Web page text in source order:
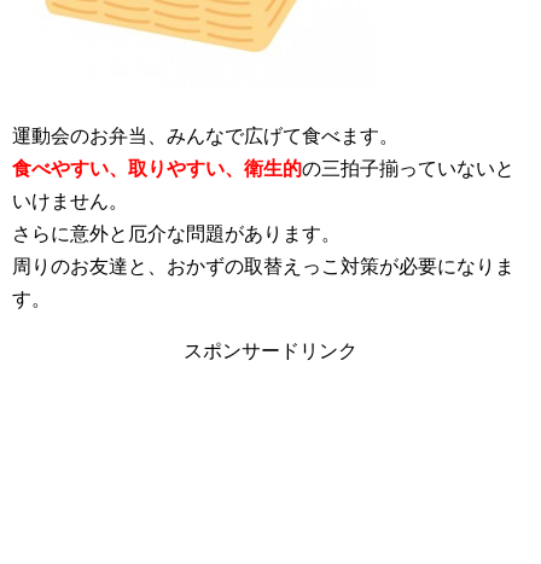
運動会のお弁当、みんなで広げて食べます。
食べやすい、取りやすい、衛生的の三拍子揃っていないと
いけません。
さらに意外と厄介な問題があります。
周りのお友達と、おかずの取替えっこ対策が必要になりま
す。
スポンサードリンク